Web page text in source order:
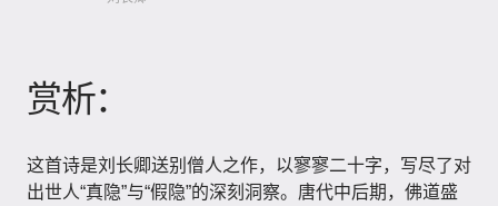
赏析：
这首诗是刘长卿送别僧人之作，以寥寥二十字，写尽了对
出世人“真隐”与“假隐”的深刻洞察。唐代中后期，佛道盛